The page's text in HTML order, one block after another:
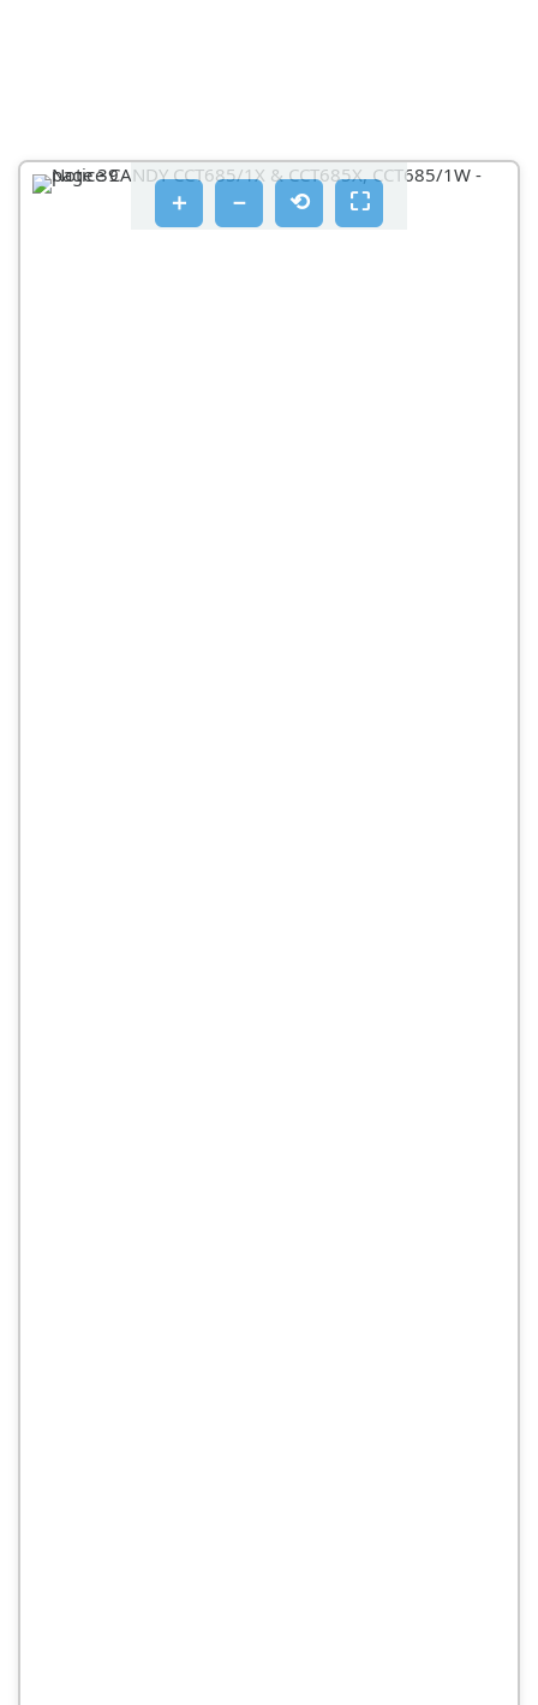
＋ － ⟲ ⛶